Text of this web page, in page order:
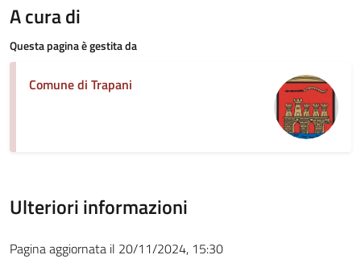
A cura di
Questa pagina è gestita da
Comune di Trapani
Ulteriori informazioni
Pagina aggiornata il 20/11/2024, 15:30